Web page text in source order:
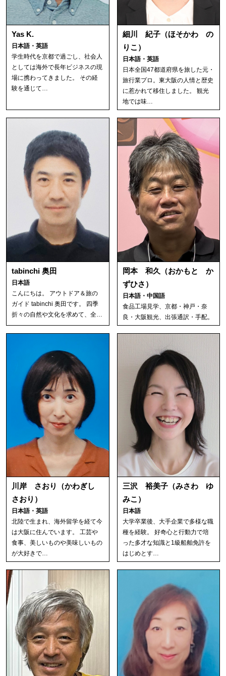
Yas K.
日本語・英語
学生時代を京都で過ごし、社会人
としては海外で長年ビジネスの現
場に携わってきました。 その経
験を通じて…
細川 紀子（ほそかわ の
りこ）
日本語・英語
日本全国47都道府県を旅した元・
旅行業プロ。東大阪の人情と歴史
に惹かれて移住しました。 観光
地では味…
tabinchi 奥田
日本語
こんにちは。 アウトドア＆旅の
ガイド tabinchi 奥田です。 四季
折々の自然や文化を求めて、全…
岡本 和久（おかもと か
ずひさ）
日本語・中国語
食品工場見学、京都・神戸・奈
良・大阪観光、出張通訳・手配。
川岸 さおり（かわぎし
さおり）
日本語・英語
北陸で生まれ、海外留学を経て今
は大阪に住んでいます。 工芸や
食事、美しいものや美味しいもの
が大好きで…
三沢 裕美子（みさわ ゆ
みこ）
日本語
大学卒業後、大手企業で多様な職
種を経験。 好奇心と行動力で培
った多才な知識と1級船舶免許を
はじめとす…